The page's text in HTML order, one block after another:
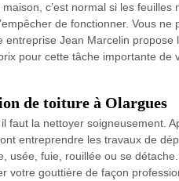
c’est normal si les
de fonctionner. Vous
entreprise Jean Marcelin
pour cette tâche importante de
de toiture à Olargues
faut la nettoyer soigneusement.
entreprendre les travaux de
usée, fuie, rouillée ou se
votre gouttière de façon